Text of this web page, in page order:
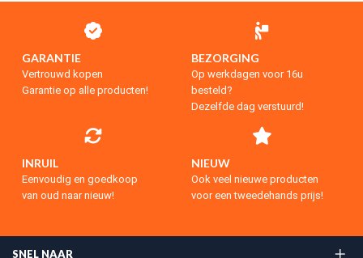
GARANTIE
Vertrouwd kopen
Garantie op alle producten!
BEZORGING
Op werkdagen voor 16u
besteld?
Dezelfde dag verstuurd!
INRUIL
Eenvoudig en goedkoop
van oud naar nieuw!
NIEUW
Ook veel nieuwe producten
voor een tweedehands prijs!
SNEL NAAR